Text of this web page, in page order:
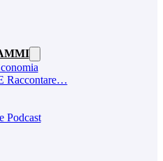
Raccontare…
Podcast